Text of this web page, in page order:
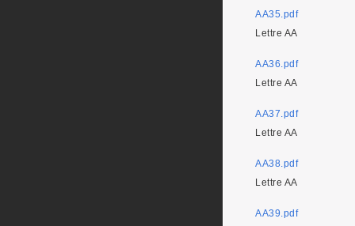
AA35.pdf
Lettre AA
AA36.pdf
Lettre AA
AA37.pdf
Lettre AA
AA38.pdf
Lettre AA
AA39.pdf